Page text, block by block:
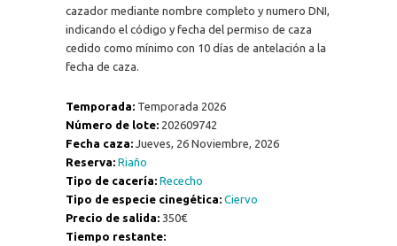
cazador mediante nombre completo y numero DNI,
indicando el código y fecha del permiso de caza
cedido como mínimo con 10 días de antelación a la
fecha de caza.
Temporada: Temporada 2026
Número de lote: 202609742
Fecha caza: Jueves, 26 Noviembre, 2026
Reserva: Riaño
Tipo de cacería: Rececho
Tipo de especie cinegética: Ciervo
Precio de salida: 350€
Tiempo restante: